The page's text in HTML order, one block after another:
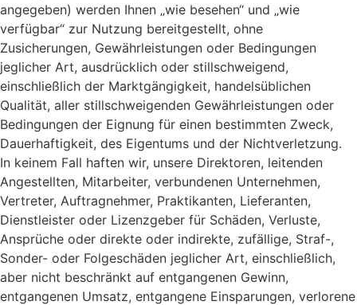
angegeben) werden Ihnen „wie besehen“ und „wie
verfügbar“ zur Nutzung bereitgestellt, ohne
Zusicherungen, Gewährleistungen oder Bedingungen
jeglicher Art, ausdrücklich oder stillschweigend,
einschließlich der Marktgängigkeit, handelsüblichen
Qualität, aller stillschweigenden Gewährleistungen oder
Bedingungen der Eignung für einen bestimmten Zweck,
Dauerhaftigkeit, des Eigentums und der Nichtverletzung.
In keinem Fall haften wir, unsere Direktoren, leitenden
Angestellten, Mitarbeiter, verbundenen Unternehmen,
Vertreter, Auftragnehmer, Praktikanten, Lieferanten,
Dienstleister oder Lizenzgeber für Schäden, Verluste,
Ansprüche oder direkte oder indirekte, zufällige, Straf-,
Sonder- oder Folgeschäden jeglicher Art, einschließlich,
aber nicht beschränkt auf entgangenen Gewinn,
entgangenen Umsatz, entgangene Einsparungen, verlorene